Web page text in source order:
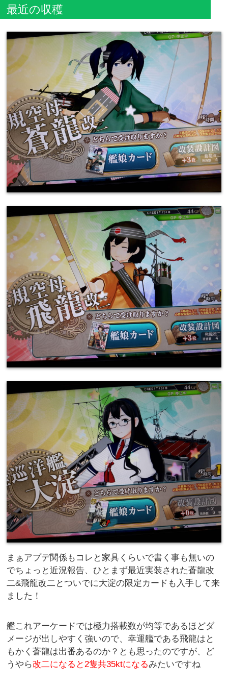
最近の収穫
まぁアプデ関係もコレと家具くらいで書く事も無いの
でちょっと近況報告、ひとまず最近実装された蒼龍改
二&飛龍改二とついでに大淀の限定カードも入手して来
ました！
艦これアーケードでは極力搭載数が均等であるほどダ
メージが出しやすく強いので、幸運艦である飛龍はと
もかく蒼龍は出番あるのか？とも思ったのですが、ど
うやら改二になると2隻共35ktになるみたいですね